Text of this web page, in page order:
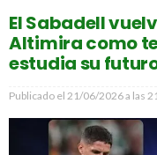
El Sabadell
Altimira como
estudia su
Publicado el 21/06/2026 a las